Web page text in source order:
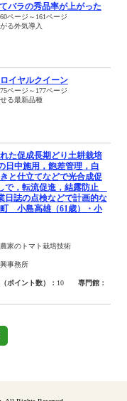
バラの秀品率が上がった
ページ～161ページ
る外気導入
イヤルクイーン
ページ～177ページ
る最新品種
た促成長期どり土耕栽培
中施用，飽差管理，白
と仕立てなどで光合成促
，転流促進，結露防止
日誌の点検などで計画的な
小島高雄（61歳）・小
家のトマト栽培技術
事務所
ポイント数）： 10
専門館：